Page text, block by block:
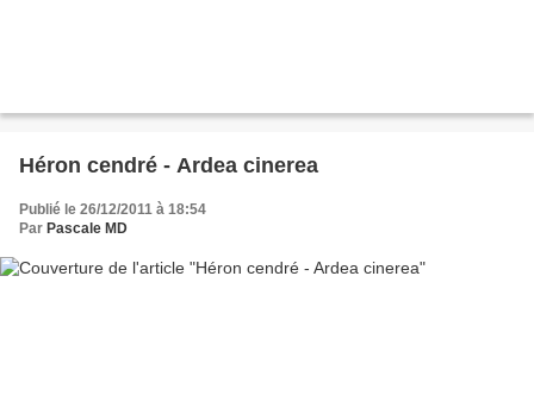
Héron cendré - Ardea cinerea
Publié le 26/12/2011 à 18:54
Par Pascale MD